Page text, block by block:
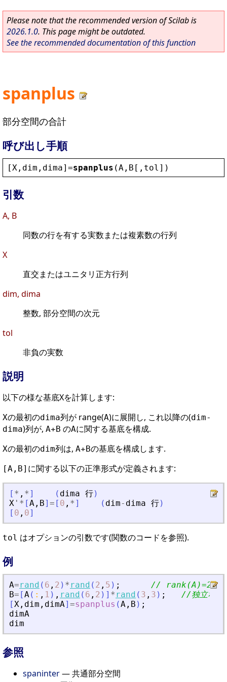
Please note that the recommended version of Scilab is
2026.1.0. This page might be outdated.
See the recommended documentation of this function
spanplus
部分空間の合計
呼び出し手順
[ X , dim , dima]=spanplus (A , B [, tol ])
引数
A, B
同数の行を有する実数または複素数の行列
X
直交またはユニタリ正方行列
dim, dima
整数, 部分空間の次元
tol
非負の実数
説明
以下の様な基底Xを計算します:
Xの最初のdima列が range(A)に展開し, これ以降の(dim-
dima)列が, A+B のAに関する基底を構成.
Xの最初のdim列は, A+Bの基底を構成します.
[A,B] に関する以下の正準形式が定義されます:
[ * , * ] ( dima 行)
X ' * [A , B] = [ 0 , * ] ( dim- dima 行)
[ 0 , 0]
tol はオプションの引数です(関数のコードを参照).
例
A=rand ( 6 , 2 ) * rand ( 2 , 5 ) ;
// rank(A)=2
B= [A( : , 1 ) , rand ( 6 , 2 ) ] * rand ( 3 , 3 ) ;
//独立なベ
[X , dim , dimA] =spanplus (A , B ) ;
dimA
dim
参照
spaninter— 共通部分空間